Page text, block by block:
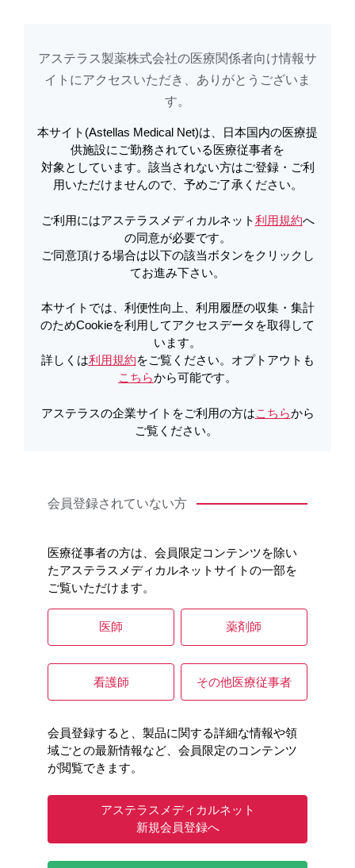
本日開催される「【8月7日（金）】札幌移植セミナー2026」を視聴されたい
こちら をクリックしてください
アステラスメディカルネットでは、利便性向上、利用履歴の収集・集計のた
Cookieを利用してアクセスデータを取得しています。詳しくは
ご覧ください。オプトアウトも
こちらから可能です。
本日開催される「【8月7日（金）】札幌移植セミナー2026」を視聴されたい
をクリックしてください
Cookieを利用してアクセスデータを取得しています。詳しくは利用規約
ご覧ください。オプトアウトもこちらから可能です。
電子添文改訂のお知らせ | パドセブ
点滴静注用20mg・30mg 使用上の注
製品詳細
製品Q&A
アステラス製薬株式会社の医療関係者向け情報サ
イトに​アクセスいただき、ありがとうございま
す。​
本サイト(Astellas Medical Net)は、日本国内の医療提
供施設にご勤務されている医療従事者を
対象としています。該当されない方はご登録・ご利
用いただけませんので、予めご了承ください。
ご利用にはアステラスメディカルネット利用規約へ
の同意が必要です。
ご同意頂ける場合は以下の該当ボタンをクリックし
てお進み下さい。
本サイトでは、利便性向上、利用履歴の収集・集計
のためCookieを利用してアクセスデータを取得して
います。
詳しくは利用規約をご覧ください。オプトアウトも
こちらから可能です。
アステラスの企業サイトをご利用の方はこちらから
ご覧ください。
会員登録されていない方
医療従事者の方は、会員限定コンテンツを除い
たアステラスメディカルネットサイトの一部を
ご覧いただけます。
医師 薬剤師
看護師 その他医療従事者
会員登録すると、製品に関する詳細な情報や領
域ごとの最新情報など、会員限定のコンテンツ
が閲覧できます。
アステラスメディカルネット
新規会員登録へ